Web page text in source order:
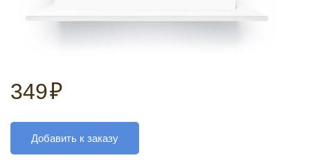
349₽
Добавить к заказу